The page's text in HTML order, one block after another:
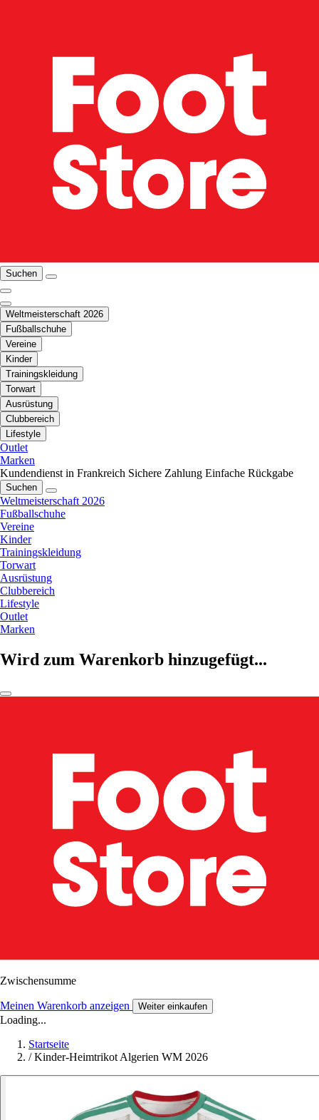
Suchen
Weltmeisterschaft 2026
Fußballschuhe
Vereine
Kinder
Trainingskleidung
Torwart
Ausrüstung
Clubbereich
Lifestyle
Outlet
Marken
Kundendienst in Frankreich Sichere Zahlung Einfache Rückgabe
Suchen
Weltmeisterschaft 2026
Fußballschuhe
Vereine
Kinder
Trainingskleidung
Torwart
Ausrüstung
Clubbereich
Lifestyle
Outlet
Marken
Wird zum Warenkorb hinzugefügt...
Zwischensumme
Meinen Warenkorb anzeigen Weiter einkaufen
Loading...
Startseite
/ Kinder-Heimtrikot Algerien WM 2026